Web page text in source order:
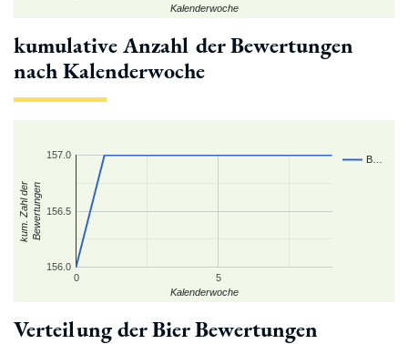
Kalenderwoche
kumulative Anzahl der Bewertungen
nach Kalenderwoche
B…
0 5
156.0
156.5
157.0
Kalenderwoche
kum. Zahl derBewertungen
Verteilung der Bier Bewertungen